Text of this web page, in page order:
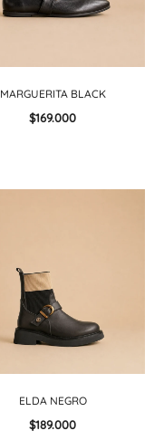
MARGUERITA BLACK
$169.000
ELDA NEGRO
$189.000